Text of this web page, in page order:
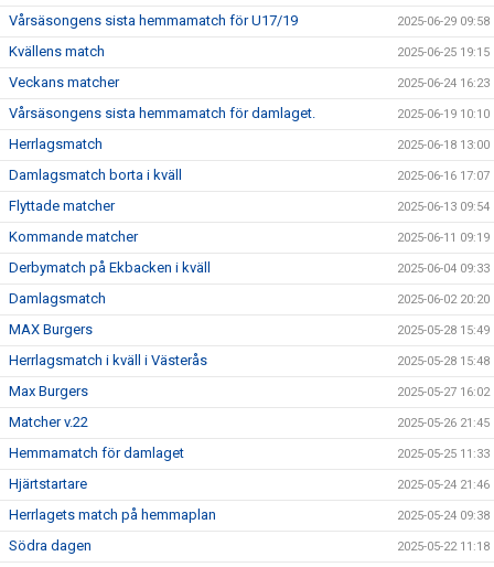
Vårsäsongens sista hemmamatch för U17/19 2025-06-29 09:58
Kvällens match 2025-06-25 19:15
Veckans matcher 2025-06-24 16:23
Vårsäsongens sista hemmamatch för damlaget. 2025-06-19 10:10
Herrlagsmatch 2025-06-18 13:00
Damlagsmatch borta i kväll 2025-06-16 17:07
Flyttade matcher 2025-06-13 09:54
Kommande matcher 2025-06-11 09:19
Derbymatch på Ekbacken i kväll 2025-06-04 09:33
Damlagsmatch 2025-06-02 20:20
MAX Burgers 2025-05-28 15:49
Herrlagsmatch i kväll i Västerås 2025-05-28 15:48
Max Burgers 2025-05-27 16:02
Matcher v.22 2025-05-26 21:45
Hemmamatch för damlaget 2025-05-25 11:33
Hjärtstartare 2025-05-24 21:46
Herrlagets match på hemmaplan 2025-05-24 09:38
Södra dagen 2025-05-22 11:18